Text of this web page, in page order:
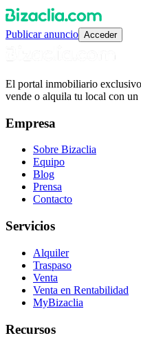
Publicar anuncio Acceder
El portal inmobiliario
vende o alquila tu local con un
Empresa
Sobre Bizaclia
Equipo
Blog
Prensa
Contacto
Servicios
Alquiler
Traspaso
Venta
Venta en Rentabilidad
MyBizaclia
Recursos